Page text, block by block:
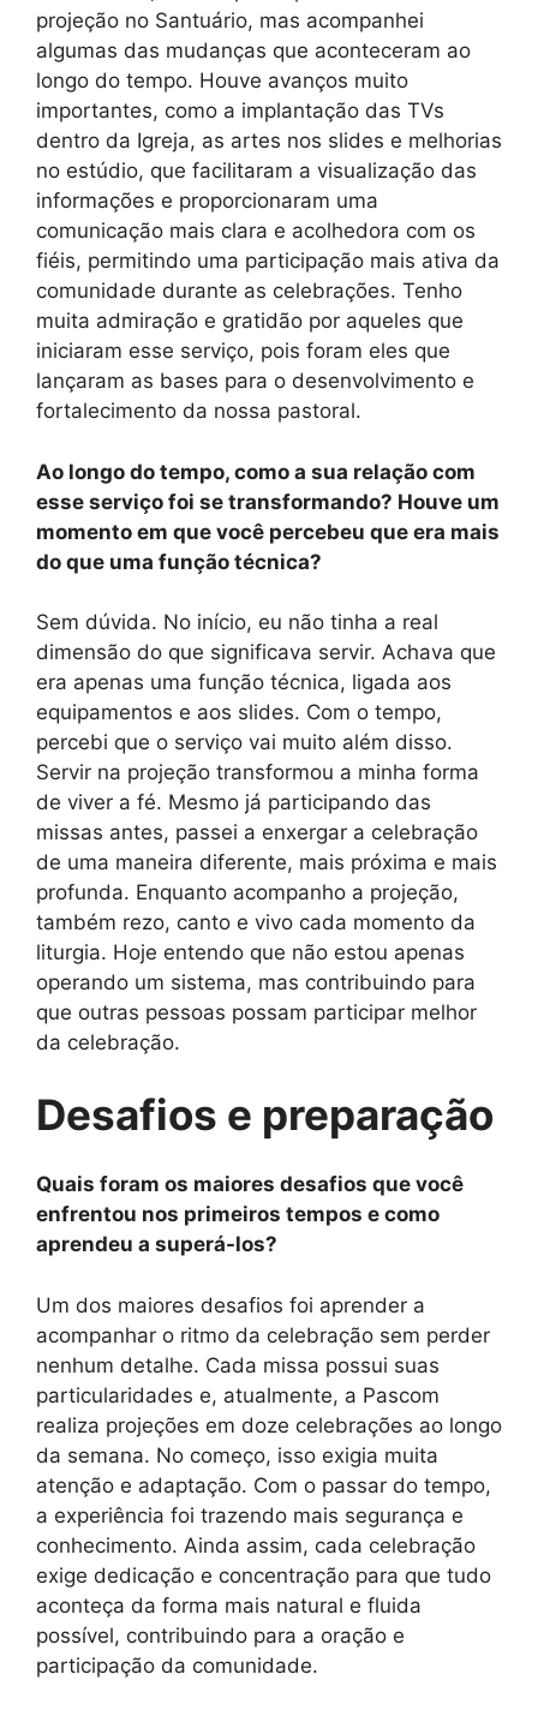
projeção no Santuário, mas acompanhei
algumas das mudanças que aconteceram ao
longo do tempo. Houve avanços muito
importantes, como a implantação das TVs
dentro da Igreja, as artes nos slides e melhorias
no estúdio, que facilitaram a visualização das
informações e proporcionaram uma
comunicação mais clara e acolhedora com os
fiéis, permitindo uma participação mais ativa da
comunidade durante as celebrações. Tenho
muita admiração e gratidão por aqueles que
iniciaram esse serviço, pois foram eles que
lançaram as bases para o desenvolvimento e
fortalecimento da nossa pastoral.
Ao longo do tempo, como a sua relação com
esse serviço foi se transformando? Houve um
momento em que você percebeu que era mais
do que uma função técnica?
Sem dúvida. No início, eu não tinha a real
dimensão do que significava servir. Achava que
era apenas uma função técnica, ligada aos
equipamentos e aos slides. Com o tempo,
percebi que o serviço vai muito além disso.
Servir na projeção transformou a minha forma
de viver a fé. Mesmo já participando das
missas antes, passei a enxergar a celebração
de uma maneira diferente, mais próxima e mais
profunda. Enquanto acompanho a projeção,
também rezo, canto e vivo cada momento da
liturgia. Hoje entendo que não estou apenas
operando um sistema, mas contribuindo para
que outras pessoas possam participar melhor
da celebração.
Desafios e preparação
Quais foram os maiores desafios que você
enfrentou nos primeiros tempos e como
aprendeu a superá-los?
Um dos maiores desafios foi aprender a
acompanhar o ritmo da celebração sem perder
nenhum detalhe. Cada missa possui suas
particularidades e, atualmente, a Pascom
realiza projeções em doze celebrações ao longo
da semana. No começo, isso exigia muita
atenção e adaptação. Com o passar do tempo,
a experiência foi trazendo mais segurança e
conhecimento. Ainda assim, cada celebração
exige dedicação e concentração para que tudo
aconteça da forma mais natural e fluida
possível, contribuindo para a oração e
participação da comunidade.